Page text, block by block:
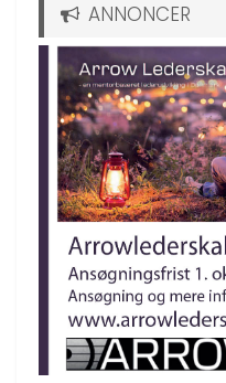
ANNONCER